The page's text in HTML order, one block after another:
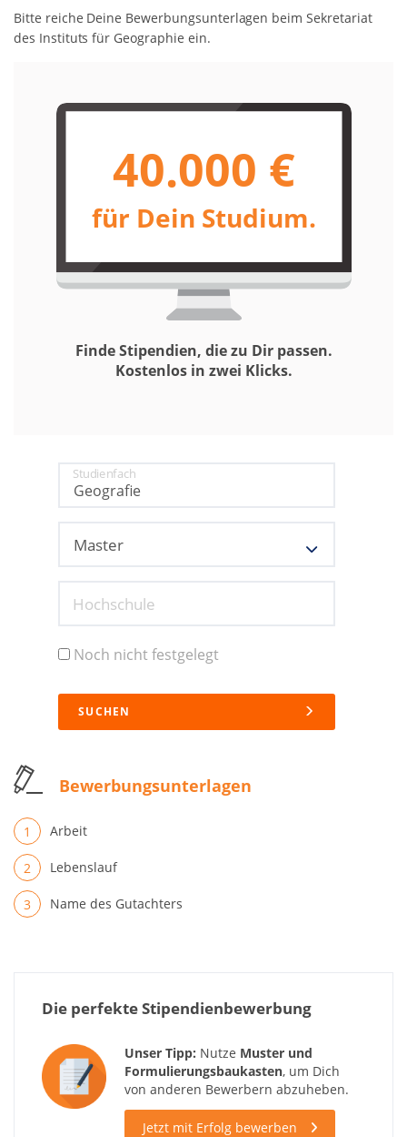
Bitte reiche Deine Bewerbungsunterlagen beim Sekretariat
des Instituts für Geographie ein.
40.000 €
für Dein Studium.
Finde Stipendien, die zu Dir passen.
Kostenlos in zwei Klicks.
Studienfach
Hochschule
Noch nicht festgelegt
SUCHEN
Bewerbungsunterlagen
Arbeit
Lebenslauf
Name des Gutachters
Die perfekte Stipendienbewerbung
Unser Tipp: Nutze Muster und
Formulierungsbaukasten, um Dich
von anderen Bewerbern abzuheben.
Jetzt mit Erfolg bewerben